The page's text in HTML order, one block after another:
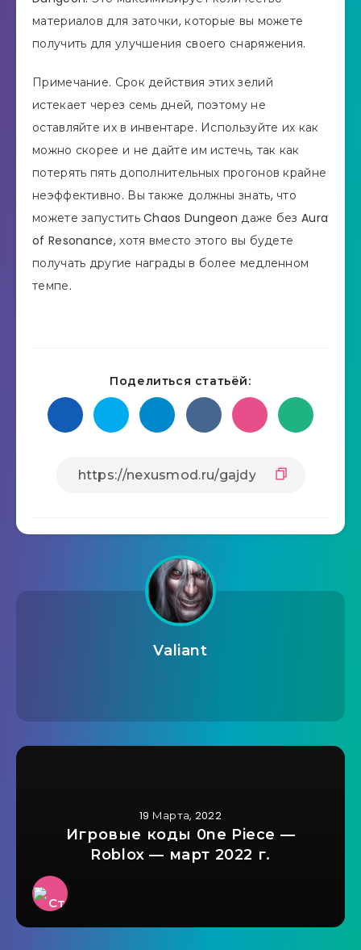
материалов для заточки, которые вы можете
получить для улучшения своего снаряжения.
Примечание. Срок действия этих зелий
истекает через семь дней, поэтому не
оставляйте их в инвентаре. Используйте их как
можно скорее и не дайте им истечь, так как
потерять пять дополнительных прогонов крайне
неэффективно. Вы также должны знать, что
можете запустить Chaos Dungeon даже без Aura
of Resonance, хотя вместо этого вы будете
получать другие награды в более медленном
темпе.
Поделиться статьёй:
Valiant
19 Марта, 2022
Игровые коды 0ne Piece —
Roblox — март 2022 г.